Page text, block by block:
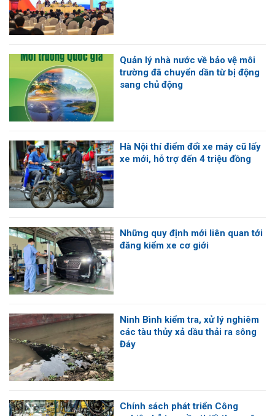
Quản lý nhà nước về bảo vệ môi
trường đã chuyển dần từ bị động
sang chủ động
Hà Nội thí điểm đổi xe máy cũ lấy
xe mới, hỗ trợ đến 4 triệu đồng
Những quy định mới liên quan tới
đăng kiểm xe cơ giới
Ninh Bình kiểm tra, xử lý nghiêm
các tàu thủy xả dầu thải ra sông
Đáy
Chính sách phát triển Công